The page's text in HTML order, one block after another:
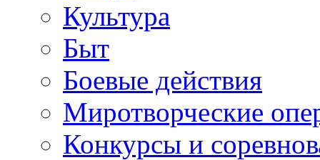
Культура
Быт
Боевые действия
Миротворческие
Конкурсы и